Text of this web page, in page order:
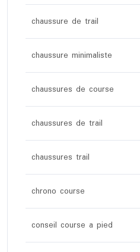
chaussure de trail
chaussure minimaliste
chaussures de course
chaussures de trail
chaussures trail
chrono course
conseil course a pied